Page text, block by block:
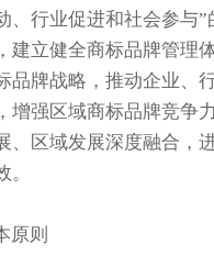
、行业促进和社会参与”
建立健全商标品牌管理
品牌战略，推动企业、
增强区域商标品牌竞争
、区域发展深度融合，
原则